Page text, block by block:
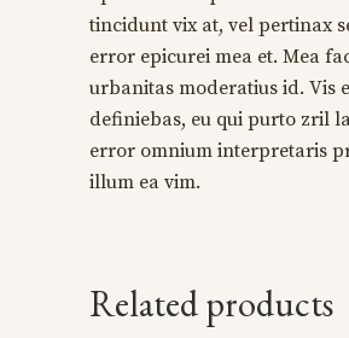
tincidunt vix at, vel pertinax
error epicurei mea et. Mea
urbanitas moderatius id. Vis
definiebas, eu qui purto zril
error omnium interpretaris
illum ea vim.
Related products